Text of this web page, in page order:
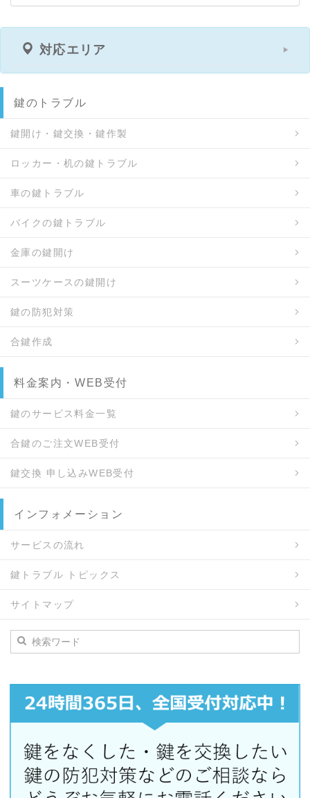
対応エリア
鍵のトラブル
鍵開け・鍵交換・鍵作製
ロッカー・机の鍵トラブル
車の鍵トラブル
バイクの鍵トラブル
金庫の鍵開け
スーツケースの鍵開け
鍵の防犯対策
合鍵作成
料金案内・WEB受付
鍵のサービス料金一覧
合鍵のご注文WEB受付
鍵交換 申し込みWEB受付
インフォメーション
サービスの流れ
鍵トラブル トピックス
サイトマップ